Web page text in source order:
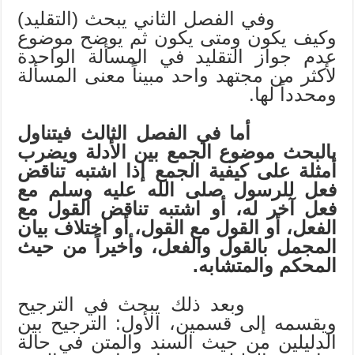
وفي الفصل الثاني يبحث (التقليد)
وكيف يكون ومتى يكون ثم يوضح موضوع
عدم جواز التقليد في المسألة الواحدة
لأكثر من مجتهد واحد مبيناً معنى المسألة
ومحدداً لها.
أما في الفصل الثالث فيتناول
بالبحث موضوع الجمع بين الأدلة ويضرب
أمثلة على كيفية الجمع إذا اشتبه تناقض
فعل للرسولصلى الله عليه وسلم مع
فعل آخر له، أو اشتبه تناقض القول مع
الفعل، أو القول مع القول، أو اختلاف بيان
المجمل بالقول والفعل، وأخيراً من حيث
المحكم والمتشابه.
وبعد ذلك يبحث في الترجيح
ويقسمه إلى قسمين، الأول: الترجيح بين
الدليلين من حيث السند والمتن في حالة